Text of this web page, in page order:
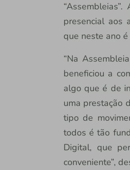
presencial aos
que neste ano
“Na
beneficiou a
algo que é de
uma prestação
tipo de
todos é tão
Digital, que
conveniente”,